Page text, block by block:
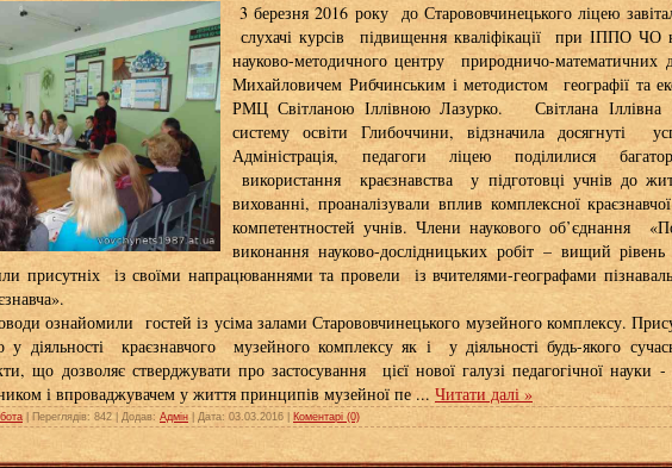
3 березня 2016 року до Старововчинецького ліцею
слухачі курсів підвищення кваліфікації при ІППО ЧО
науково-методичного центру природничо-
Михайловичем Рибчинським і методистом географії та
РМЦ Світланою Іллівною Лазурко. Світлана Іллівна
систему освіти Глибоччини, відзначила досягнуті
Адміністрація, педагоги ліцею поділилися
використання краєзнавства у підготовці учнів до
вихованні, проаналізували вплив комплексної
компетентностей учнів. Члени наукового
виконання науково-дослідницьких робіт – вищий
присутніх із своїми напрацюваннями та провели із вчителями-географами
ознайомили гостей із усіма залами Старововчинецького музейного комплексу.
у діяльності краєзнавчого музейного комплексу як і у діяльності будь-якого
що дозволяє стверджувати про застосування цієї нової галузі педагогічної науки -
і впроваджувачем у життя принципів музейної пе... Читати далі »
Переглядів: 842 Додав: Адмін Дата: 03.03.2016 Коментарі (0)